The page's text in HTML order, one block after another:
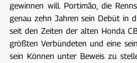
gewinnen will. Portimão, die
genau zehn Jahren sein Debüt in
seit den Zeiten der alten Honda
größten Verbündeten und eine
sein Können unter Beweis zu